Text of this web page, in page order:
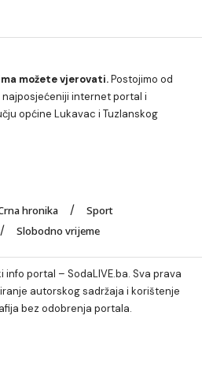
možete vjerovati.Postojimo od
internet portal i
općine Lukavac i Tuzlanskog
hronika
Sport
Slobodno vrijeme
portal – SodaLIVE.ba. Sva prava
autorskog sadržaja i korištenje
bez odobrenja portala.